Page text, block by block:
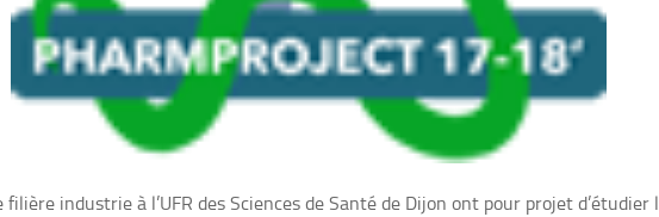
filière industrie à l’UFR des Sciences de Santé de Dijon ont pour projet